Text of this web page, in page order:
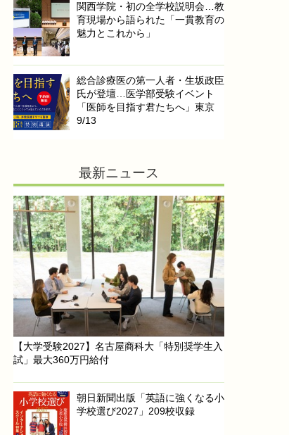
関西学院・初の全学校説明会…教
育現場から語られた「一貫教育の
魅力とこれから」
総合診療医の第一人者・生坂政臣
氏が登壇…医学部受験イベント
「医師を目指す君たちへ」東京
9/13
最新ニュース
【大学受験2027】名古屋商科大「特別奨学生入
試」最大360万円給付
朝日新聞出版「英語に強くなる小
学校選び2027」209校収録